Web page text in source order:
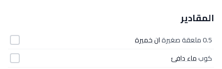
المقادير
0.5 ملعقة صغيرة
ان خميرة
كوبماء دافئ